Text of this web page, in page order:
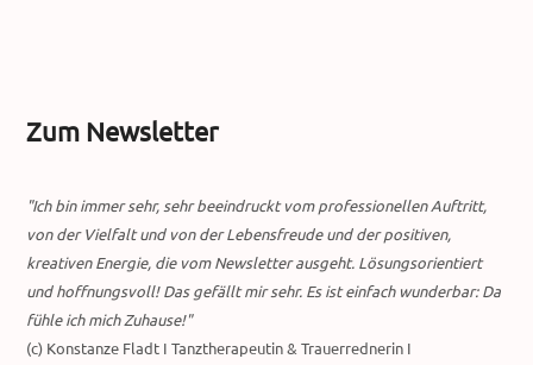
Zum Newsletter
"Ich bin immer sehr, sehr beeindruckt vom professionellen Auftritt,
von der Vielfalt und von der Lebensfreude und der positiven,
kreativen Energie, die vom Newsletter ausgeht. Lösungsorientiert
und hoffnungsvoll! Das gefällt mir sehr. Es ist einfach wunderbar: Da
fühle ich mich Zuhause!"
(c) Konstanze Fladt I Tanztherapeutin & Trauerrednerin I